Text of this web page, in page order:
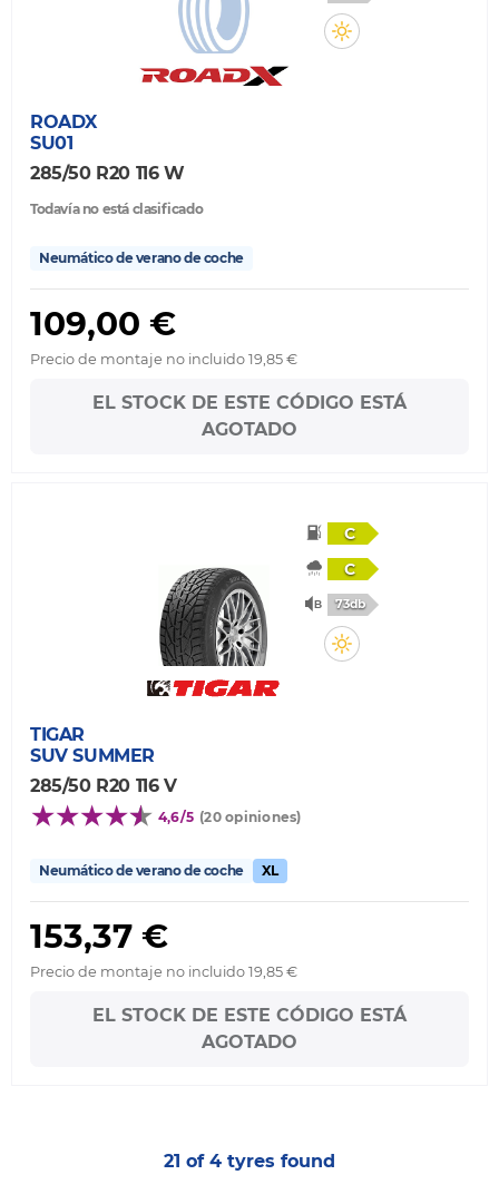
ROADX
SU01
285/50 R20 116 W
Todavía no está clasificado
Neumático de verano de coche
109,00 €
Precio de montaje no incluido 19,85 €
EL STOCK DE ESTE CÓDIGO ESTÁ
AGOTADO
C
C
73db
TIGAR
SUV SUMMER
285/50 R20 116 V
4,6/5 (20 opiniones)
Neumático de verano de coche XL
153,37 €
Precio de montaje no incluido 19,85 €
EL STOCK DE ESTE CÓDIGO ESTÁ
AGOTADO
21 of 4 tyres found